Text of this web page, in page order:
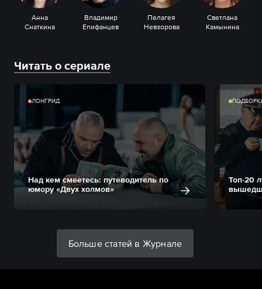
Анна
Снаткина
Владимир
Епифанцев
Пелагея
Невзорова
Светлана
Камынина
Читать о сериале
ЛОНГРИД
Над кем смеетесь: путеводитель по
юмору «Двух холмов»
Топ-20
Больше статей в Журнале